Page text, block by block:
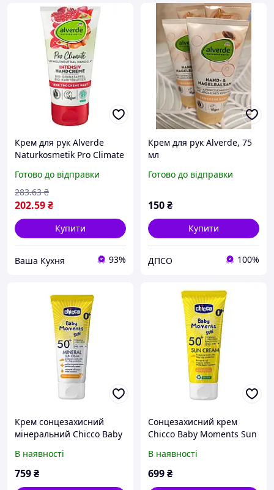
Крем для рук Alverde
Naturkosmetik Pro Climate
органічним гранатом 75
мл
Готово до відправки
202.59₴
283.63 ₴
Купити
Ваша Кухня 93%
Крем для рук Alverde, 75
мл
Готово до відправки
150₴
Купити
ДПСО 100%
Крем сонцезахисний
мінеральний Chicco Baby
мл (11259.00)
В наявності
759₴
Сонцезахисний крем
Chicco Baby Moments Sun
В наявності
699₴